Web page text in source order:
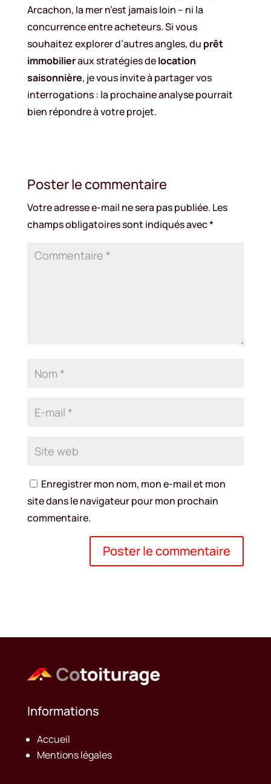
Arcachon, la mer n’est jamais loin – ni la
concurrence entre acheteurs. Si vous
souhaitez explorer d’autres angles, du prêt
immobilieraux stratégies delocation
saisonnière, je vous invite à partager vos
interrogations : la prochaine analyse pourrait
bien répondre à votre projet.
Poster le commentaire
Votre adresse e-mail ne sera pas publiée. Les
champs obligatoires sont indiqués avec*
Enregistrer mon nom, mon e-mail et mon
site dans le navigateur pour mon prochain
commentaire.
Informations
Accueil
Mentions légales